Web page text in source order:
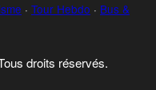
· Tour Hebdo · Bus &
droits réservés.